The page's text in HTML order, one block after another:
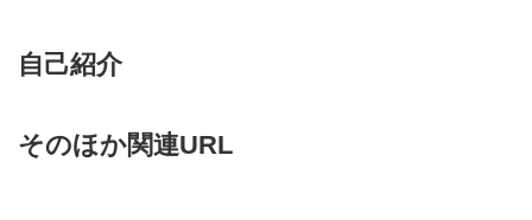
自己紹介
そのほか関連URL